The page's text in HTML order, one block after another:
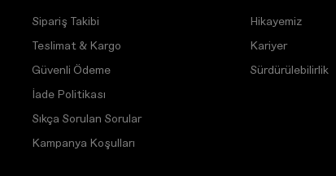
Sipariş Takibi
Teslimat & Kargo
Güvenli Ödeme
İade Politikası
Sıkça Sorulan Sorular
Kampanya Koşulları
Hikayemiz
Kariyer
Sürdürülebilirlik